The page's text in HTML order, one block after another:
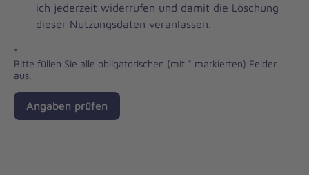
ich jederzeit widerrufen und damit die Löschung
dieser Nutzungsdaten veranlassen.
*
Bitte füllen Sie alle obligatorischen (mit * markierten) Felder
aus.
Angaben prüfen